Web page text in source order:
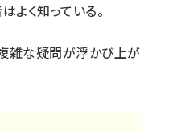
よく知っている。
雑な疑問が浮かび上が